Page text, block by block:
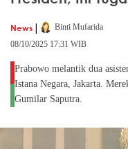
News |
Binti Mufarida
08/10/2025 17:31 WIB
Prabowo melantik dua
Istana Negara, Jakarta.
Gumilar Saputra.